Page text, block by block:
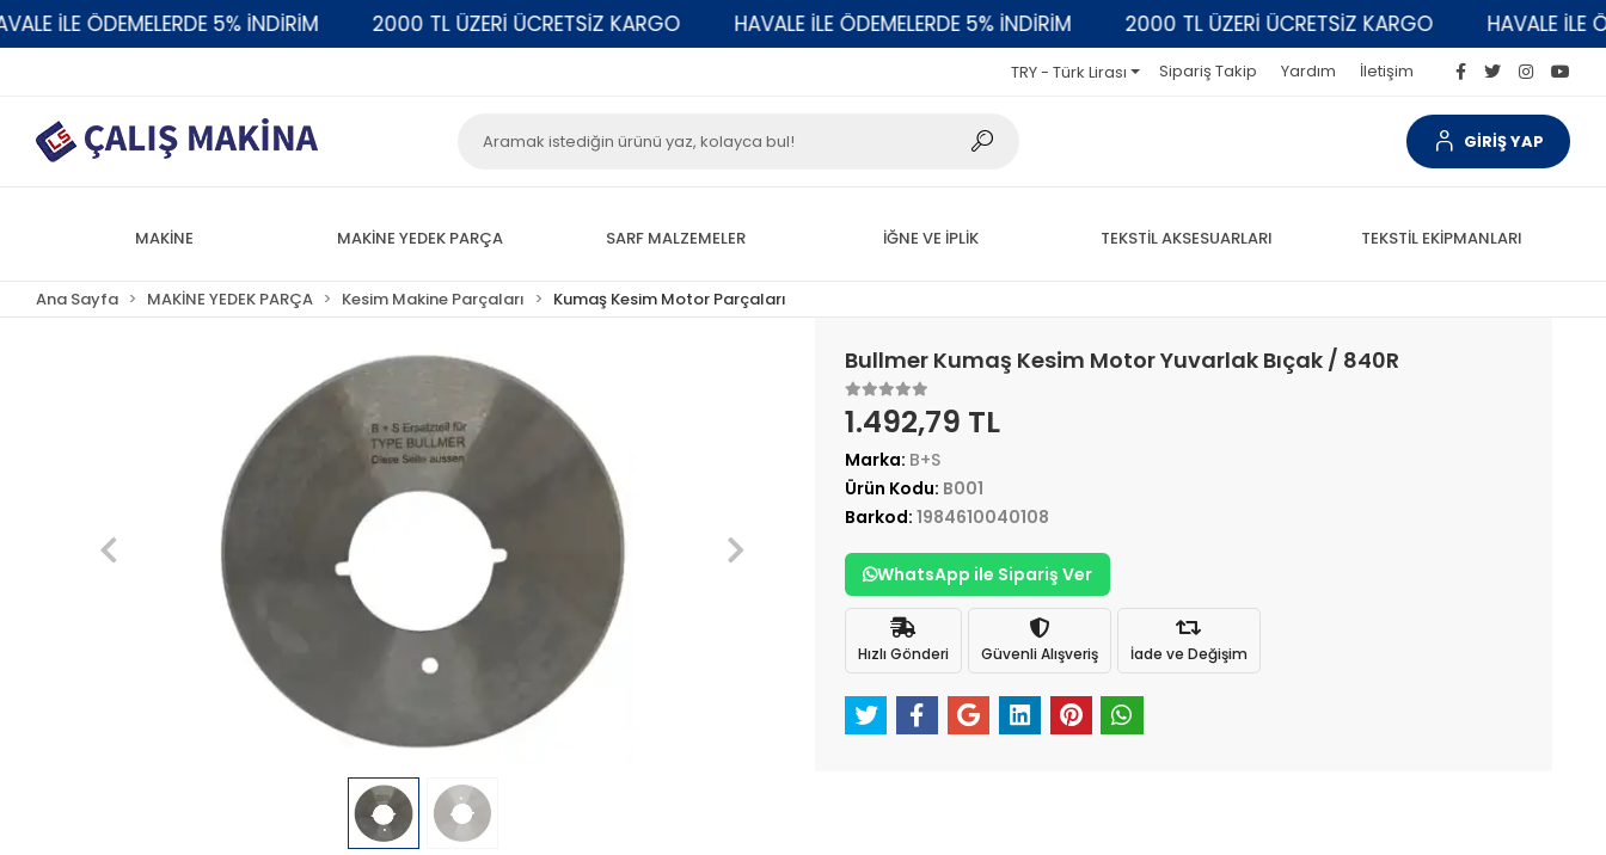
İLE ÖDEMELERDE 5% İNDİRİM 2000 TL ÜZERİ ÜCRETSİZ KARGO HAVALE İLE ÖDEMELERDE 5% İNDİRİM 2000 TL ÜZERİ ÜCRETSİZ KARGO HAVALE İLE
TRY - Türk Lirası Sipariş Takip Yardım İletişim
GİRİŞ YAP
MAKİNE MAKİNE YEDEK PARÇA SARF MALZEMELER İĞNE VE İPLİK TEKSTİL AKSESUARLARI TEKSTİL EKİPMANLARI
Ana Sayfa MAKİNE YEDEK PARÇA Kesim Makine Parçaları Kumaş Kesim Motor Parçaları
Bullmer Kumaş Kesim Motor Yuvarlak Bıçak / 840R
1.492,79 TL
Marka: B+S
Ürün Kodu: B001
Barkod: 1984610040108
WhatsApp ile Sipariş Ver
Hızlı Gönderi Güvenli Alışveriş İade ve Değişim